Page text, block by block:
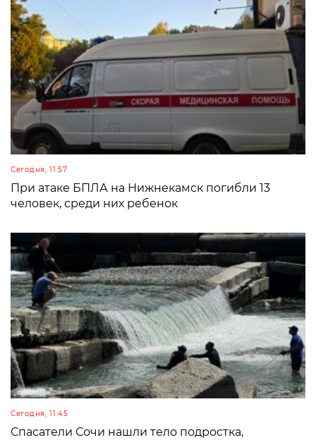
Сегодня, 11:57
При атаке БПЛА на Нижнекамск погибли 13
человек, среди них ребенок
Сегодня, 11:45
Спасатели Сочи нашли тело подростка,